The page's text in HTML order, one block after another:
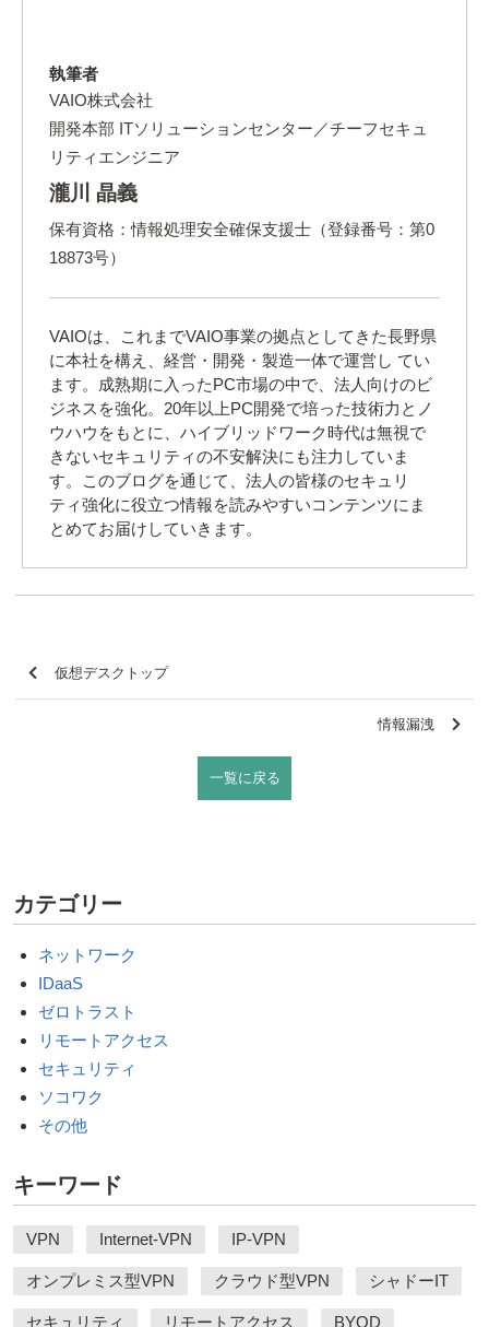
執筆者
VAIO株式会社
開発本部 ITソリューションセンター／チーフセキュ
リティエンジニア
瀧川 晶義
保有資格：情報処理安全確保支援士（登録番号：第0
18873号）
VAIOは、これまでVAIO事業の拠点としてきた長野県
に本社を構え、経営・開発・製造一体で運営し てい
ます。成熟期に入ったPC市場の中で、法人向けのビ
ジネスを強化。20年以上PC開発で培った技術力とノ
ウハウをもとに、ハイブリッドワーク時代は無視で
きないセキュリティの不安解決にも注力していま
す。このブログを通じて、法人の皆様のセキュリ
ティ強化に役立つ情報を読みやすいコンテンツにま
とめてお届けしていきます。
仮想デスクトップ
一覧に戻る
情報漏洩
カテゴリー
ネットワーク
IDaaS
ゼロトラスト
リモートアクセス
セキュリティ
ソコワク
その他
キーワード
VPN Internet-VPN IP-VPN
オンプレミス型VPN クラウド型VPN シャドーIT
セキュリティ リモートアクセス BYOD